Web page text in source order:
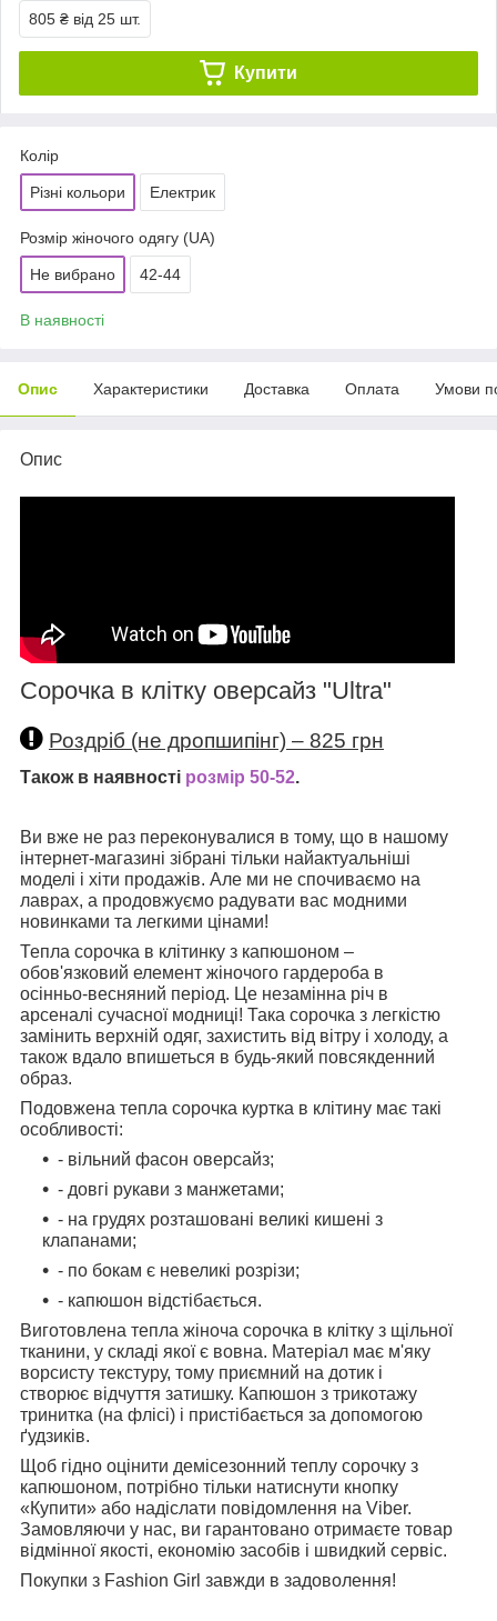
805 ₴ від 25 шт.
Купити
Колір
Різні кольори Електрик
Розмір жіночого одягу (UA)
Не вибрано 42-44
В наявності
Опис Характеристики Доставка Оплата Умови
Опис
Сорочка в клітку оверсайз "Ultra"
Роздріб (не дропшипінг) – 825 грн
Також в наявності розмір 50-52.
Ви вже не раз переконувалися в тому, що в нашому
інтернет-магазині зібрані тільки найактуальніші
моделі і хіти продажів. Але ми не спочиваємо на
лаврах, а продовжуємо радувати вас модними
новинками та легкими цінами!
Тепла сорочка в клітинку з капюшоном –
обов'язковий елемент жіночого гардероба в
осінньо-весняний період. Це незамінна річ в
арсеналі сучасної модниці! Така сорочка з легкістю
замінить верхній одяг, захистить від вітру і холоду, а
також вдало впишеться в будь-який повсякденний
образ.
Подовжена тепла сорочка куртка в клітину має такі
особливості:
- вільний фасон оверсайз;
- довгі рукави з манжетами;
- на грудях розташовані великі кишені з
клапанами;
- по бокам є невеликі розрізи;
- капюшон відстібається.
Виготовлена тепла жіноча сорочка в клітку з щільної
тканини, у складі якої є вовна. Матеріал має м'яку
ворсисту текстуру, тому приємний на дотик і
створює відчуття затишку. Капюшон з трикотажу
тринитка (на флісі) і пристібається за допомогою
ґудзиків.
Щоб гідно оцінити демісезонний теплу сорочку з
капюшоном, потрібно тільки натиснути кнопку
«Купити» або надіслати повідомлення на Viber.
Замовляючи у нас, ви гарантовано отримаєте товар
відмінної якості, економію засобів і швидкий сервіс.
Покупки з Fashion Girl завжди в задоволення!